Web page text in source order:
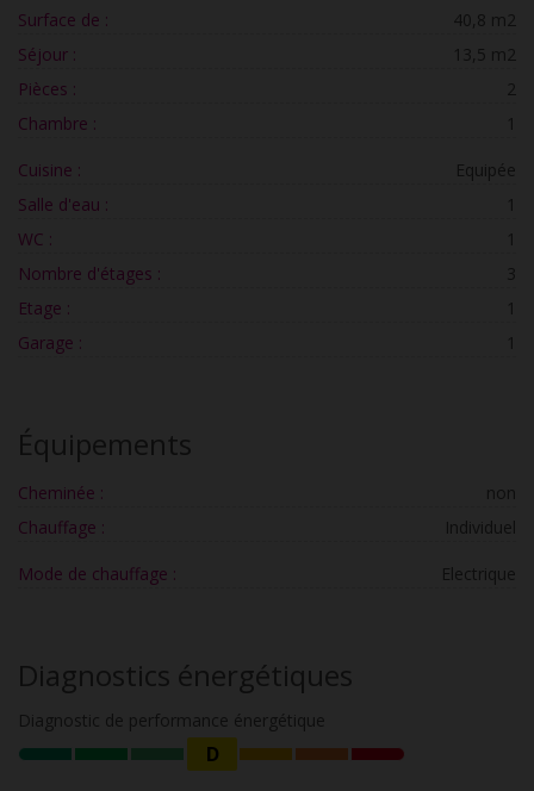
Surface de :
40,8 m2
Séjour :
13,5 m2
Pièces :
2
Chambre :
1
Cuisine :
Equipée
Salle d'eau :
1
WC :
1
Nombre d'étages :
3
Etage :
1
Garage :
1
Équipements
Cheminée :
non
Chauffage :
Individuel
Mode de chauffage : Electrique
Diagnostics énergétiques
Diagnostic de performance énergétique
D